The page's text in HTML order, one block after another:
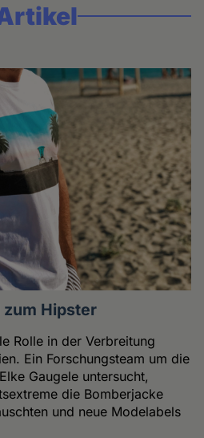
zum Hipster
Rolle in der Verbreitung
Ein Forschungsteam um die
Gaugele untersucht,
die Bomberjacke
und neue Modelabels